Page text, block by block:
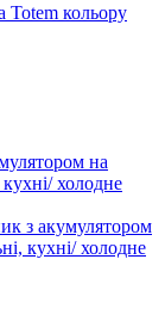
Totem кольору